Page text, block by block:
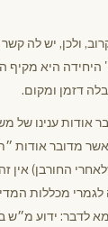
ולכן, יש לה
היחידה היא מקיף
דזמן ומקום.
אודות ענינו של
מדובר אודות
החורבן) אין
מכללות
לדבר: ידוע מ״ש